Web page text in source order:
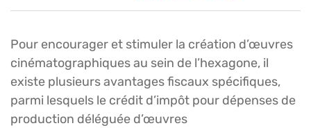
Pour encourager et stimuler la création d’œuvres
cinématographiques au sein de l’hexagone, il
existe plusieurs avantages fiscaux spécifiques,
parmi lesquels le crédit d’impôt pour dépenses de
production déléguée d’œuvres